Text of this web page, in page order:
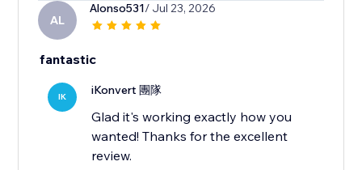
AL
Alonso531/ Jul 23, 2026
fantastic
IK iKonvert 團隊
Glad it's working exactly how you
wanted! Thanks for the excellent
review.